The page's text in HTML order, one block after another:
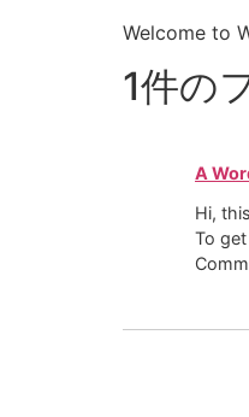
Welcome to
1件の
A
Hi,
To